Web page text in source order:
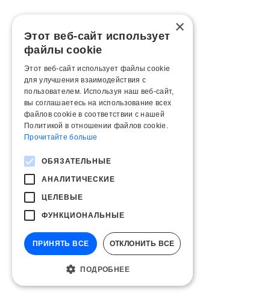
×
Этот веб-сайт использует
файлы cookie
Этот веб-сайт использует файлы cookie
для улучшения взаимодействия с
пользователем. Используя наш веб-сайт,
вы соглашаетесь на использование всех
файлов cookie в соответствии с нашей
Политикой в ​​отношении файлов cookie.
Прочитайте больше
ОБЯЗАТЕЛЬНЫЕ
АНАЛИТИЧЕСКИЕ
ЦЕЛЕВЫЕ
ФУНКЦИОНАЛЬНЫЕ
ПРИНЯТЬ ВСЕ ОТКЛОНИТЬ ВСЕ
ПОДРОБНЕЕ